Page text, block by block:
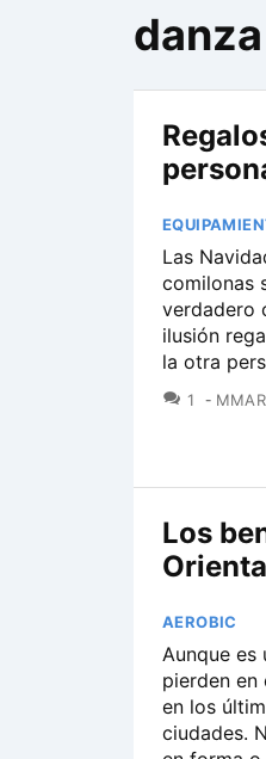
Las
comilonas
verdadero
ilusión
la otra
1
MMAR
Los
AEROBIC
Aunque es
pierden en
en los
ciudades.